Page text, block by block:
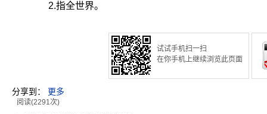
2.指全世界。
试试手机扫一扫
在你手机上继续浏览此页面
分享到： 更多
阅读(2291次)